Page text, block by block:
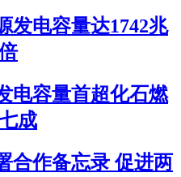
发电容量达1742兆
电容量首超化石燃
成
合作备忘录 促进两